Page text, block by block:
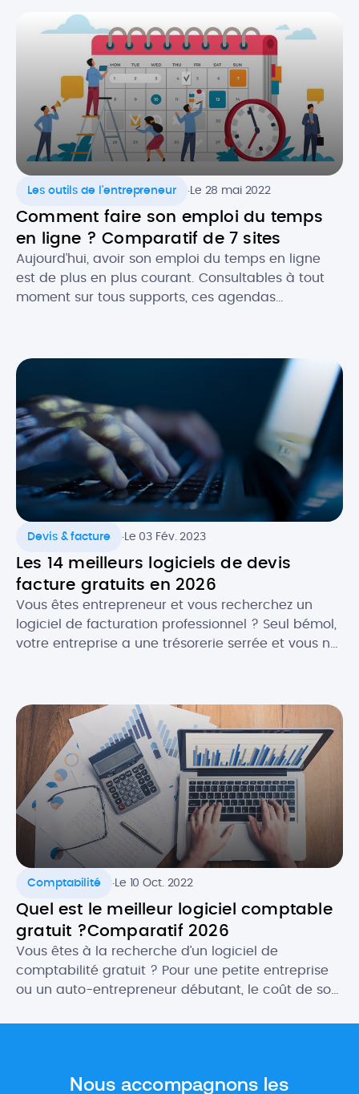
un prospect. Il est donc crucial de ne pas […]
Les outils de l'entrepreneur Le 28 mai 2022
Comment faire son emploi du temps
en ligne ? Comparatif de 7 sites
Aujourd’hui, avoir son emploi du temps en ligne
est de plus en plus courant. Consultables à tout
moment sur tous supports, ces agendas
professionnel. Alors, quels sont les atouts de
l’agenda numérique ? Quels logiciels utiliser pour
faire […]
Devis & facture Le 03 Fév. 2023
Les 14 meilleurs logiciels de devis
facture gratuits en 2026
Vous êtes entrepreneur et vous recherchez un
logiciel de facturation professionnel ? Seul bémol,
votre entreprise a une trésorerie serrée et vous ne
gratuit ET efficace ! Selon vos besoins, il […]
Comptabilité Le 10 Oct. 2022
Quel est le meilleur logiciel comptable
gratuit ?Comparatif 2026
Vous êtes à la recherche d’un logiciel de
comptabilité gratuit ? Pour une petite entreprise
ou un auto-entrepreneur débutant, le coût de son
important. Heureusement, il existe des logiciels
Dans cet article, nous vous donnons […]
Nous accompagnons les